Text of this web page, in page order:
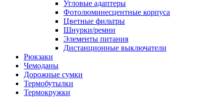
Угловые адаптеры
Фотолюминесцентные корпуса
Цветные фильтры
Шнурки/ремни
Элементы питания
Дистанционные выключатели
Рюкзаки
Чемоданы
Дорожные сумки
Термобутылки
Термокружки